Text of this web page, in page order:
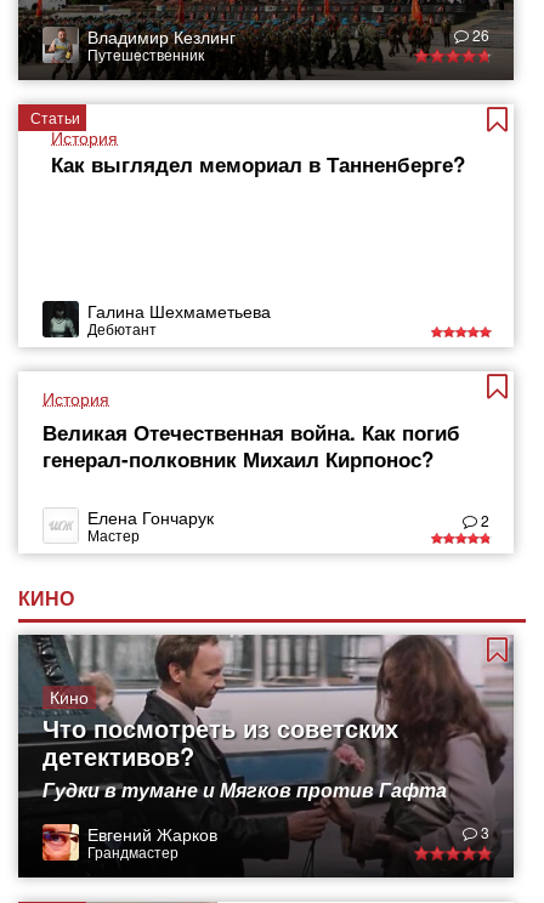
Владимир Кезлинг
Путешественник
26
Статьи
История
Как выглядел мемориал в Танненберге?
Галина Шехмаметьева
Дебютант
История
Великая Отечественная война. Как погиб
генерал-полковник Михаил Кирпонос?
Елена Гончарук
Мастер
2
КИНО
Кино
Что посмотреть из советских
детективов?
Гудки в тумане и Мягков против Гафта
Евгений Жарков
Грандмастер
3